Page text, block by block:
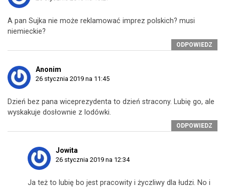
A pan Sujka nie może reklamować imprez polskich? musi
niemieckie?
ODPOWIEDZ
Anonim
26 stycznia 2019 na 11:45
Dzień bez pana wiceprezydenta to dzień stracony. Lubię go, ale
wyskakuje dosłownie z lodówki.
ODPOWIEDZ
Jowita
26 stycznia 2019 na 12:34
Ja też to lubię bo jest pracowity i życzliwy dla łudzi. No i